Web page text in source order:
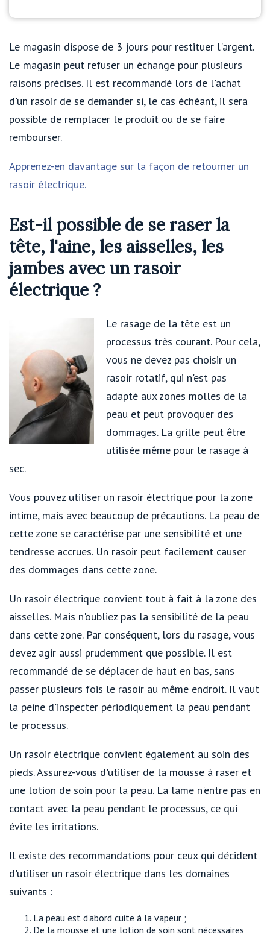
Le magasin dispose de 3 jours pour restituer l'argent.
Le magasin peut refuser un échange pour plusieurs
raisons précises. Il est recommandé lors de l'achat
d'un rasoir de se demander si, le cas échéant, il sera
possible de remplacer le produit ou de se faire
rembourser.
Apprenez-en davantage sur la façon de retourner un
rasoir électrique.
Est-il possible de se raser la
tête, l'aine, les aisselles, les
jambes avec un rasoir
électrique ?
Le rasage de la tête est un
processus très courant. Pour cela,
vous ne devez pas choisir un
rasoir rotatif, qui n'est pas
adapté aux zones molles de la
peau et peut provoquer des
dommages. La grille peut être
utilisée même pour le rasage à
sec.
Vous pouvez utiliser un rasoir électrique pour la zone
intime, mais avec beaucoup de précautions. La peau de
cette zone se caractérise par une sensibilité et une
tendresse accrues. Un rasoir peut facilement causer
des dommages dans cette zone.
Un rasoir électrique convient tout à fait à la zone des
aisselles. Mais n'oubliez pas la sensibilité de la peau
dans cette zone. Par conséquent, lors du rasage, vous
devez agir aussi prudemment que possible. Il est
recommandé de se déplacer de haut en bas, sans
passer plusieurs fois le rasoir au même endroit. Il vaut
la peine d'inspecter périodiquement la peau pendant
le processus.
Un rasoir électrique convient également au soin des
pieds. Assurez-vous d'utiliser de la mousse à raser et
une lotion de soin pour la peau. La lame n'entre pas en
contact avec la peau pendant le processus, ce qui
évite les irritations.
Il existe des recommandations pour ceux qui décident
d'utiliser un rasoir électrique dans les domaines
suivants :
La peau est d'abord cuite à la vapeur ;
De la mousse et une lotion de soin sont nécessaires